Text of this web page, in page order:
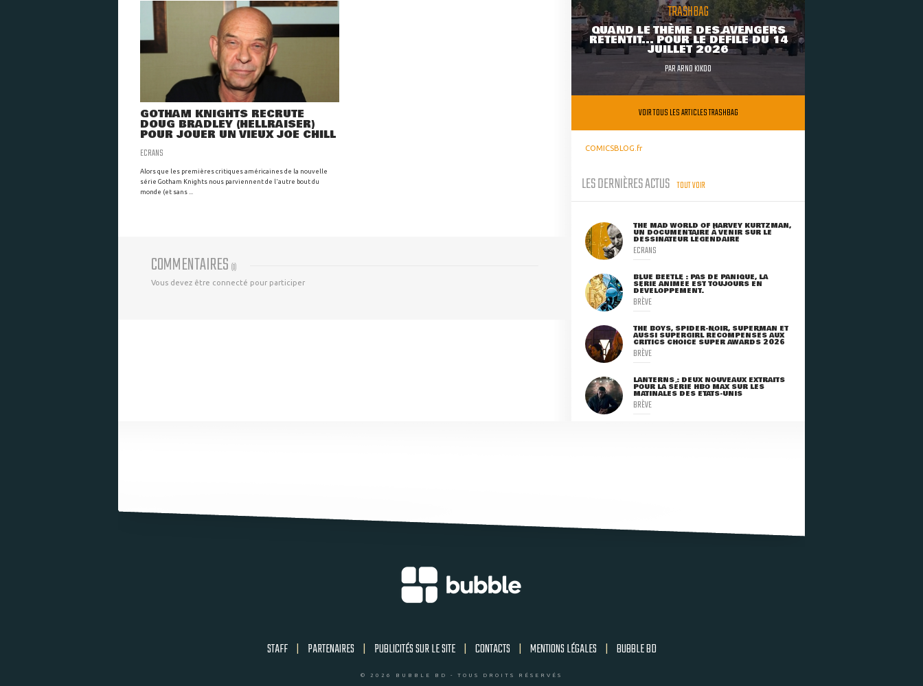
GOTHAM KNIGHTS RECRUTE
DOUG BRADLEY (HELLRAISER)
POUR JOUER UN VIEUX JOE CHILL
ECRANS
Alors que les premières critiques américaines de la nouvelle
série Gotham Knights nous parviennent de l'autre bout du
monde (et sans ...
COMMENTAIRES (0)
Vous devez être connecté pour participer
TRASHBAG
QUAND LE THÈME DES AVENGERS
RETENTIT... POUR LE DÉFILÉ DU 14
JUILLET 2026
PARARNO KIKOO
VOIR TOUS LES ARTICLES TRASHBAG
COMICSBLOG.fr
LES DERNIÈRES ACTUS TOUT VOIR
THE MAD WORLD OF HARVEY KURTZMAN,
UN DOCUMENTAIRE À VENIR SUR LE
DESSINATEUR LÉGENDAIRE
ECRANS
BLUE BEETLE : PAS DE PANIQUE, LA
SÉRIE ANIMÉE EST TOUJOURS EN
DÉVELOPPEMENT.
BRÈVE
THE BOYS, SPIDER-NOIR, SUPERMAN ET
AUSSI SUPERGIRL RÉCOMPENSÉS AUX
CRITICS CHOICE SUPER AWARDS 2026
BRÈVE
LANTERNS : DEUX NOUVEAUX EXTRAITS
POUR LA SÉRIE HBO MAX SUR LES
MATINALES DES ETATS-UNIS
BRÈVE
STAFF | PARTENAIRES | PUBLICITÉS SUR LE SITE | CONTACTS | MENTIONS LÉGALES | BUBBLE BD
© 2026 BUBBLE BD - TOUS DROITS RÉSERVÉS